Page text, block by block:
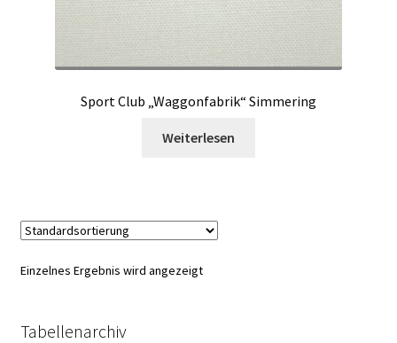
Sport Club „Waggonfabrik“ Simmering
Weiterlesen
Einzelnes Ergebnis wird angezeigt
Tabellenarchiv